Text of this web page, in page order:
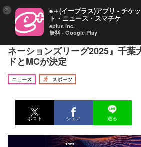
大友愛と秋本美空の母娘共演も
ネーションズリーグ2025』千葉
ドとMCが決定
ニュース
スポーツ
ポスト シェア 送る
× e＋(イープラス)アプリ - チケッ
ト・ニュース・スマチケ
eplus inc.
無料 - Google Play